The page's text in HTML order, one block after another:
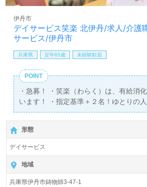
デイサービス笑楽 北伊丹/求人/介護
サービス/伊丹市
伊丹市
兵庫県 定年65歳 未経験歓迎
POINT
・急募！ ・笑楽（わらく）は、有給消
います！ ・指定基準＋２名！ゆとりの人
形態
デイサービス
地域
兵庫県伊丹市鋳物師3-47-1